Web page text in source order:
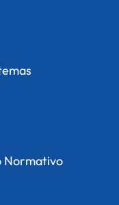
Normativo